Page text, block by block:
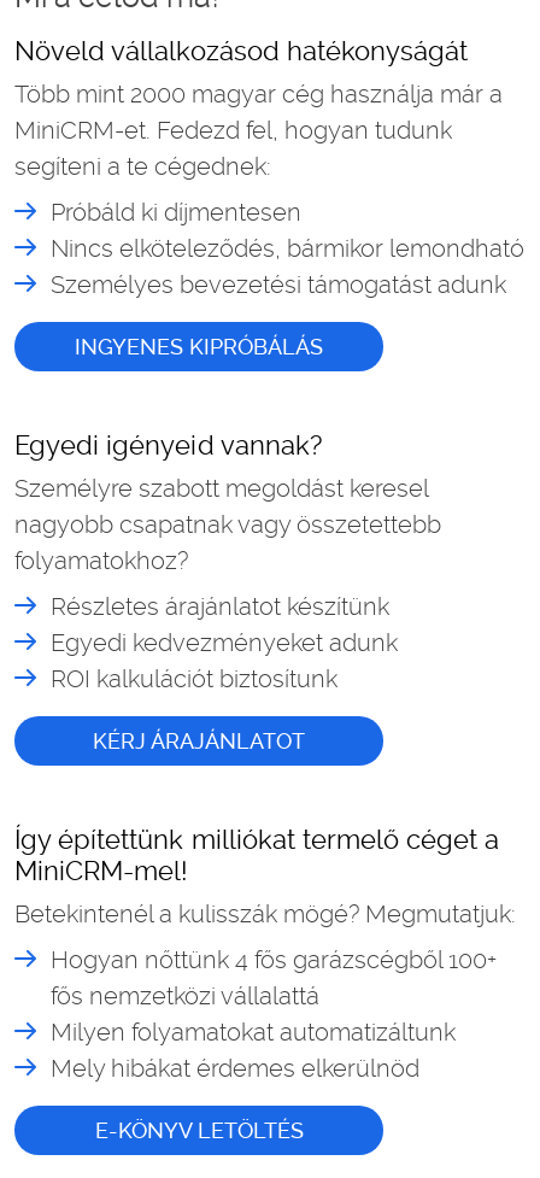
Növeld vállalkozásod hatékonyságát
Több mint 2000 magyar cég használja már a
MiniCRM-et. Fedezd fel, hogyan tudunk
segíteni a te cégednek:
Próbáld ki díjmentesen
Nincs elköteleződés, bármikor lemondható
Személyes bevezetési támogatást adunk
INGYENES KIPRÓBÁLÁS
Egyedi igényeid vannak?
Személyre szabott megoldást keresel
nagyobb csapatnak vagy összetettebb
folyamatokhoz?
Részletes árajánlatot készítünk
Egyedi kedvezményeket adunk
ROI kalkulációt biztosítunk
KÉRJ ÁRAJÁNLATOT
Így építettünk milliókat termelő céget a
MiniCRM-mel!
Betekintenél a kulisszák mögé? Megmutatjuk:
Hogyan nőttünk 4 fős garázscégből 100+
fős nemzetközi vállalattá
Milyen folyamatokat automatizáltunk
Mely hibákat érdemes elkerülnöd
E-KÖNYV LETÖLTÉS